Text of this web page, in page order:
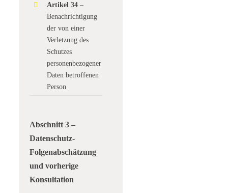
Artikel 34–
Benachrichtigung
der von einer
Verletzung des
Schutzes
personenbezogener
Daten betroffenen
Person
Abschnitt 3 –
Datenschutz-
Folgenabschätzung
und vorherige
Konsultation